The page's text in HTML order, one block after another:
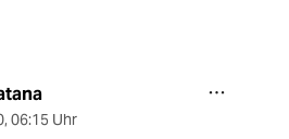
, 06:15 Uhr